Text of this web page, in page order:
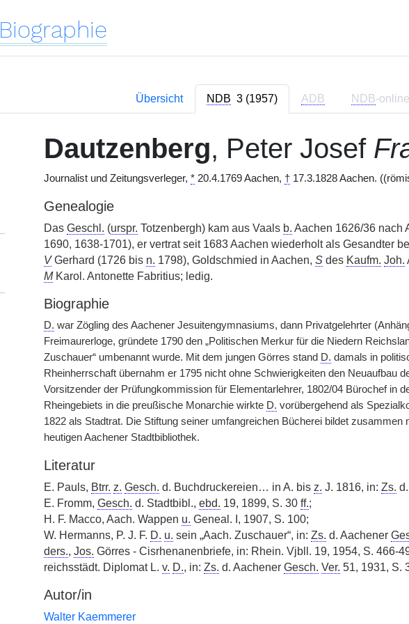
Biographie
Übersicht NDB 3 (1957) ADB NDB-online
Dautzenberg, Peter Josef
Journalist und Zeitungsverleger, *20.4.1769 Aachen, †17.3.1828 Aachen.
Genealogie
Das Geschl. (urspr. Totzenbergh) kam aus Vaals b. Aachen 1626/36 nach
1690, 1638-1701), er vertrat seit 1683 Aachen wiederholt als Gesandter
VGerhard (1726 bis n. 1798), Goldschmied in Aachen, Sdes Kaufm. Joh.
MKarol. Antonette Fabritius; ledig.
Biographie
D. war Zögling des Aachener Jesuitengymnasiums, dann Privatgelehrter
Freimaurerloge, gründete 1790 den „Politischen Merkur für die Niedern
Zuschauer“ umbenannt wurde. Mit dem jungen Görres stand D. damals in
Rheinherrschaft übernahm er 1795 nicht ohne Schwierigkeiten den Neuaufbau
Vorsitzender der Prüfungkommission für Elementarlehrer, 1802/04 Bürochef in
Rheingebiets in die preußische Monarchie wirkte D. vorübergehend als
1822 als Stadtrat. Die Stiftung seiner umfangreichen Bücherei bildet
heutigen Aachener Stadtbibliothek.
Literatur
E. Pauls, Btrr. z. Gesch. d. Buchdruckereien… in A. bis z. J. 1816, in: Zs.
E. Fromm, Gesch. d. Stadtbibl., ebd. 19, 1899, S. 30 ff.;
H. F. Macco, Aach. Wappen u. Geneal. I, 1907, S. 100;
W. Hermanns, P. J. F. D. u. sein „Aach. Zuschauer“, in: Zs. d. Aachener
ders., Jos. Görres - Cisrhenanenbriefe, in: Rhein. Vjbll. 19, 1954, S. 466-
reichsstädt. Diplomat L. v. D., in: Zs. d. Aachener Gesch. Ver. 51, 1931, S.
Autor/in
Walter Kaemmerer